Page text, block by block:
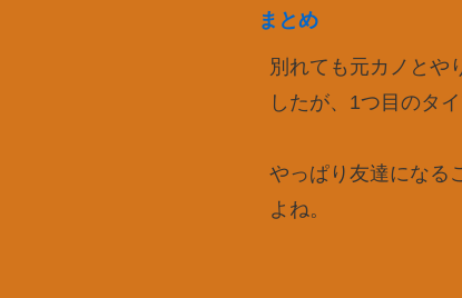
まとめ
別れても元カノとや
したが、1つ目のタ
やっぱり友達になる
よね。